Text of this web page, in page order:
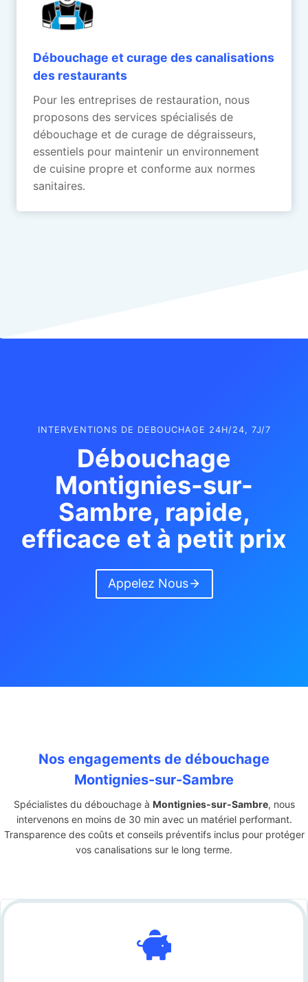
Débouchage et curage des canalisations
des restaurants
Pour les entreprises de restauration, nous
proposons des services spécialisés de
débouchage et de curage de dégraisseurs,
essentiels pour maintenir un environnement
de cuisine propre et conforme aux normes
sanitaires.
INTERVENTIONS DE DEBOUCHAGE 24H/24, 7J/7
Débouchage
Montignies-sur-
Sambre, rapide,
efficace et à petit prix
Appelez Nous
Nos engagements de débouchage
Montignies-sur-Sambre
Spécialistes du débouchage à Montignies-sur-Sambre, nous
intervenons en moins de 30 min avec un matériel performant.
Transparence des coûts et conseils préventifs inclus pour protéger
vos canalisations sur le long terme.